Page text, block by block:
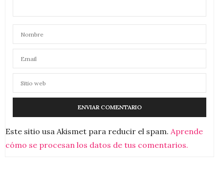
Este sitio usa Akismet para reducir el spam. Aprende
cómo se procesan los datos de tus comentarios.